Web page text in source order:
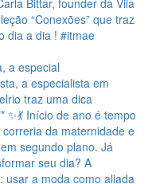
a especial